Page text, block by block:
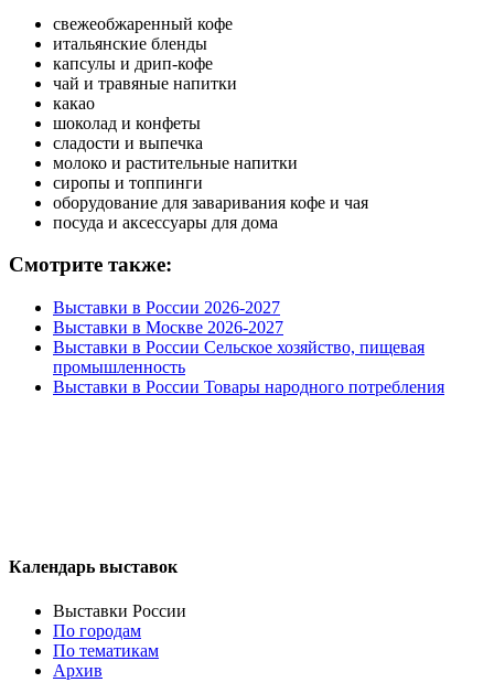
свежеобжаренный кофе
итальянские бленды
капсулы и дрип-кофе
чай и травяные напитки
какао
шоколад и конфеты
сладости и выпечка
молоко и растительные напитки
сиропы и топпинги
оборудование для заваривания кофе и чая
посуда и аксессуары для дома
Смотрите также:
Выставки в России 2026-2027
Выставки в Москве 2026-2027
Выставки в России Сельское хозяйство, пищевая
промышленность
Выставки в России Товары народного потребления
Календарь выставок
Выставки России
По городам
По тематикам
Архив